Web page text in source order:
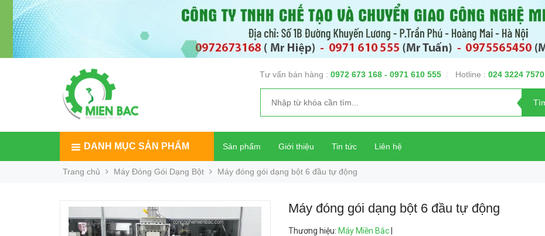
Tư vấn bán hàng : 0972 673 168 - 0971 610 555| Hotline : 024 3224 7570
DANH MỤC SẢN PHẨM Sản phẩm Giới thiệu Tin tức Liên hệ
Trang chủ Máy Đóng Gói Dạng Bột Máy đóng gói dạng bột 6 đầu tự động
Máy đóng gói dạng bột 6 đầu tự động
Thương hiệu: Máy Miền Bắc